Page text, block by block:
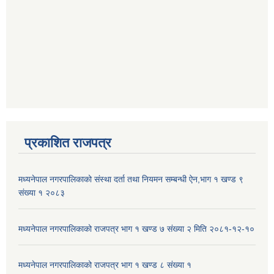
प्रकाशित राजपत्र
मध्यनेपाल नगरपालिकाको संस्था दर्ता तथा नियमन सम्बन्धी ऐन,भाग १ खण्ड ९
संख्या १ २०८३
मध्यनेपाल नगरपालिकाको राजपत्र भाग १ खण्ड ७ संख्या २ मिति २०८१-१२-१०
मध्यनेपाल नगरपालिकाको राजपत्र भाग १ खण्ड ८ संख्या १